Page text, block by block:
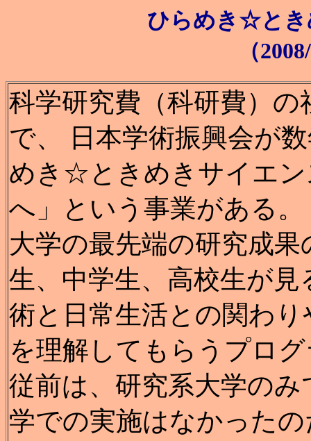
ひらめき☆とき
（
科学研究費（科研費）
で、 日本学術振興会が
めき☆ときめきサイエン
へ」という事業がある
大学の最先端の研究成
生、中学生、高校生が
術と日常生活との関わ
を理解してもらうプロ
従前は、研究系大学の
学での実施はなかった